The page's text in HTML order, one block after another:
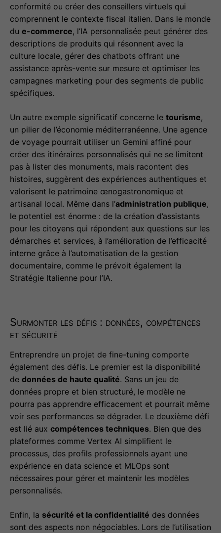
conformité ou créer des conseillers virtuels qui
comprennent le contexte fiscal italien. Dans le monde
du e-commerce, l’IA personnalisée peut générer des
descriptions de produits qui résonnent avec la
culture locale, gérer des chatbots offrant une
assistance après-vente sur mesure et optimiser les
campagnes marketing pour des segments de public
spécifiques.
Un autre exemple significatif concerne le tourisme,
un pilier de l’économie méditerranéenne. Une agence
de voyage pourrait utiliser un Gemini affiné pour
créer des itinéraires personnalisés qui ne se limitent
pas à lister des monuments, mais racontent des
histoires, suggèrent des expériences authentiques et
valorisent le patrimoine œnogastronomique et
artisanal local. Même dans l’administration publique,
le potentiel est énorme : de la création d’assistants
pour les citoyens qui répondent aux questions sur les
démarches et services, à l’amélioration de l’efficacité
interne grâce à l’automatisation de la gestion
documentaire, comme le prévoit également la
Stratégie Italienne pour l’IA.
Surmonter les défis : données, compétences
et sécurité
Entreprendre un projet de fine-tuning comporte
également des défis. Le premier est la disponibilité
de données de haute qualité. Sans un jeu de
données propre et bien structuré, le modèle ne
pourra pas apprendre efficacement et pourrait même
voir ses performances se dégrader. Le deuxième défi
est lié aux compétences techniques. Bien que des
plateformes comme Vertex AI simplifient le
processus, des profils professionnels ayant une
expérience en data science et MLOps sont
nécessaires pour gérer et maintenir les modèles
personnalisés.
Enfin, la sécurité et la confidentialité des données
sont des aspects non négociables. Lors de l’utilisation